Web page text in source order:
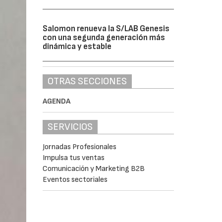
Salomon renueva la S/LAB Genesis
con una segunda generación más
dinámica y estable
OTRAS SECCIONES
AGENDA
SERVICIOS
Jornadas Profesionales
Impulsa tus ventas
Comunicación y Marketing B2B
Eventos sectoriales